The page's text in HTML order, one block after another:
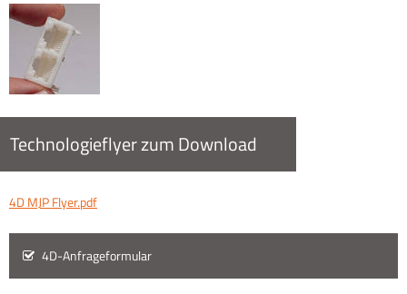
Technologieflyer zum Download
4D MJP Flyer.pdf
4D-Anfrageformular